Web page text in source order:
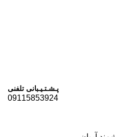
پـشـتـیـبانی تلفنی
09115853924